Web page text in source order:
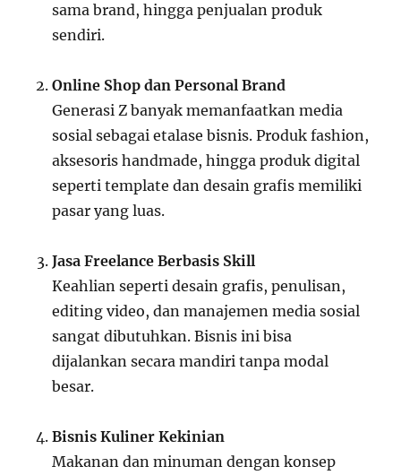
sama brand, hingga penjualan produk
sendiri.
Online Shop dan Personal Brand
Generasi Z banyak memanfaatkan media
sosial sebagai etalase bisnis. Produk fashion,
aksesoris handmade, hingga produk digital
seperti template dan desain grafis memiliki
pasar yang luas.
Jasa Freelance Berbasis Skill
Keahlian seperti desain grafis, penulisan,
editing video, dan manajemen media sosial
sangat dibutuhkan. Bisnis ini bisa
dijalankan secara mandiri tanpa modal
besar.
Bisnis Kuliner Kekinian
Makanan dan minuman dengan konsep